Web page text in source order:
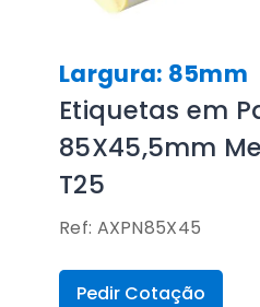
Largura: 85mm
Etiquetas em
85X45,5mm
T25
Ref: AXPN85X45
Pedir Cotação